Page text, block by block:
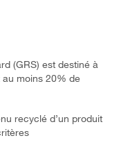
(GRS) est destiné à
moins 20% de
recyclé d’un produit